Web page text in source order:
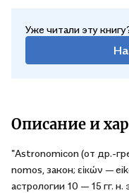
Уже читали эту
Описание и
"Astronomicon (от др.-
nomos, закон; εἰκών —
астрологии 10 — 15 гг.